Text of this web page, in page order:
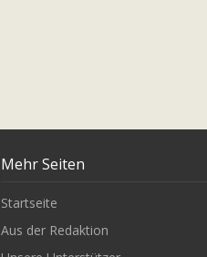
Mehr Seiten
Startseite
Aus der Redaktion